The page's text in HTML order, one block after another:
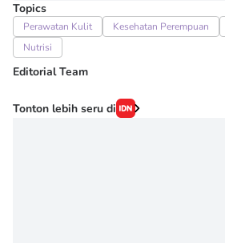
Topics
Perawatan Kulit Kesehatan Perempuan
Nutrisi
Editorial Team
Editor
Onic Metheany
Tonton lebih seru di